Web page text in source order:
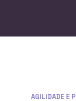
AGILIDADE E